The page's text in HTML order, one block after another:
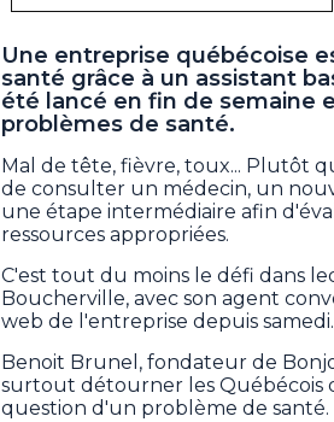
Une entreprise québécoise
santé grâce à un assistant
été lancé en fin de semaine
problèmes de santé.
Mal de tête, fièvre, toux... Plutôt
de consulter un médecin, un
une étape intermédiaire afin
ressources appropriées.
C'est tout du moins le défi dans
Boucherville, avec son agent
web de l'entreprise depuis samedi.
Benoit Brunel, fondateur de
surtout détourner les Québécois
question d'un problème de santé.